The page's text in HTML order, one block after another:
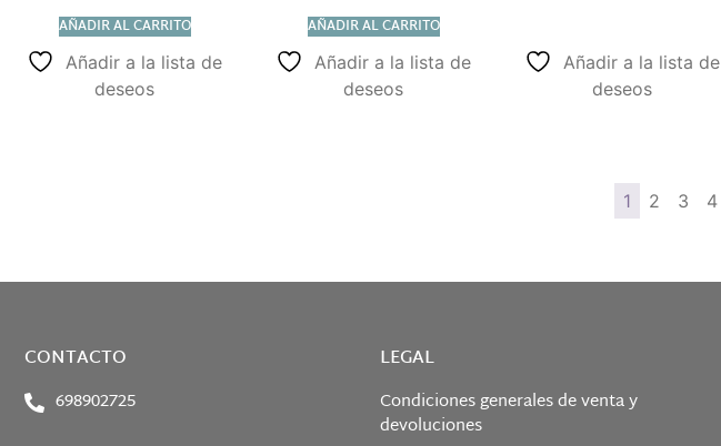
AÑADIR AL CARRITO
Añadir a la lista de
deseos
AÑADIR AL CARRITO
Añadir a la lista de
deseos
Añadir a la lista de
deseos
1 2 3 4
CONTACTO
698902725
LEGAL
Condiciones generales de venta y
devoluciones